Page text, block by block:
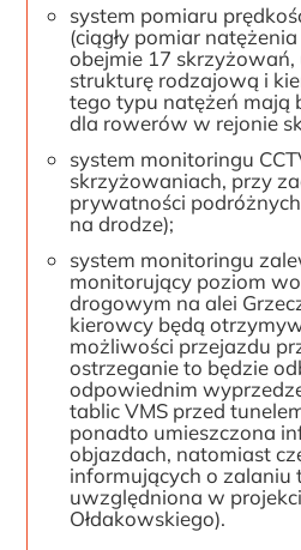
system pomiaru
(ciągły pomiar
obejmie 17
strukturę rodzajową i
tego typu natężeń mają
dla rowerów w rejonie
system monitoringu
skrzyżowaniach, przy
prywatności
na drodze);
system monitoringu
monitorujący poziom
drogowym na alei
kierowcy będą
możliwości przejazdu
ostrzeganie to będzie
odpowiednim
tablic VMS przed
ponadto umieszczona
objazdach, natomiast
informujących o zalaniu
uwzględniona w
Ołdakowskiego).